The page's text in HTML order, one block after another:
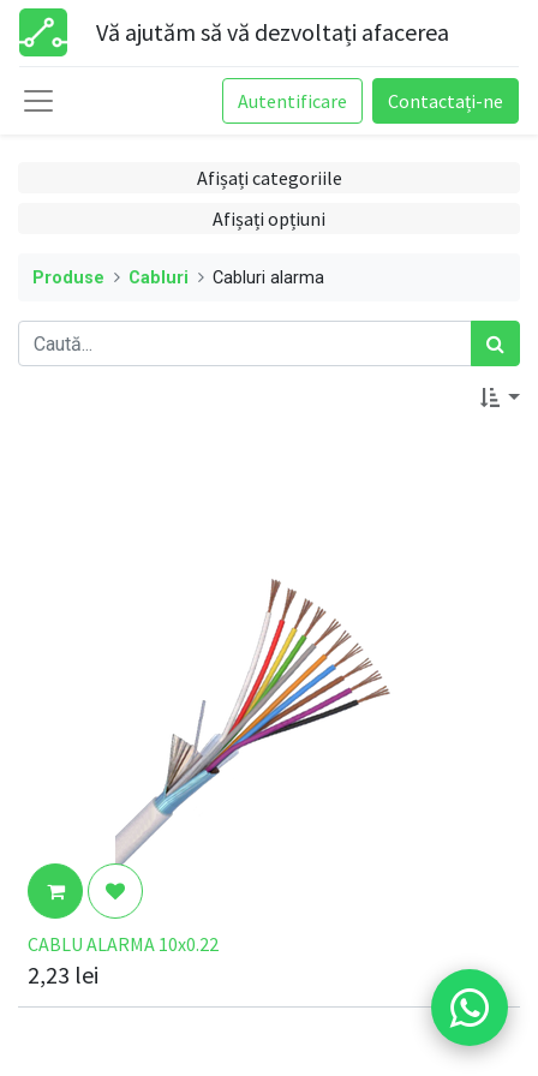
Vă ajutăm să vă dezvoltați afacerea
Autentificare Contactați-ne
Afișați categoriile
Afișați opțiuni
Produse Cabluri Cabluri alarma
CABLU ALARMA 10x0.22
2,23 lei